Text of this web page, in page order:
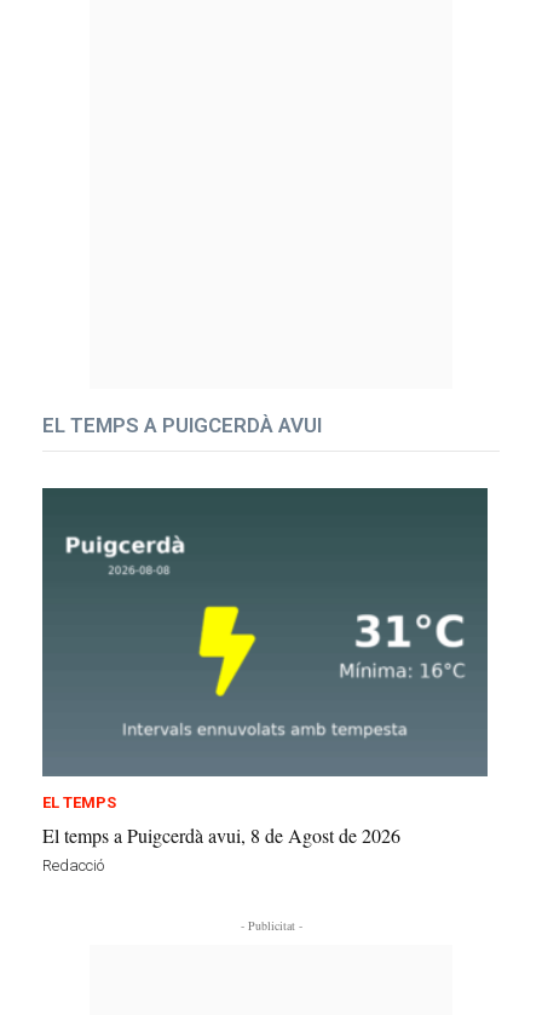
EL TEMPS A PUIGCERDÀ AVUI
EL TEMPS
El temps a Puigcerdà avui, 8 de Agost de 2026
Redacció
- Publicitat -